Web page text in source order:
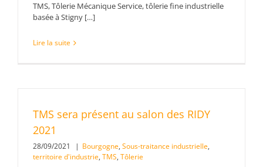
TMS, Tôlerie Mécanique Service, tôlerie fine industrielle
basée à Stigny […]
Lire la suite
TMS sera présent au salon des RIDY
2021
28/09/2021 | Bourgogne, Sous-traitance industrielle,
territoire d'industrie, TMS, Tôlerie